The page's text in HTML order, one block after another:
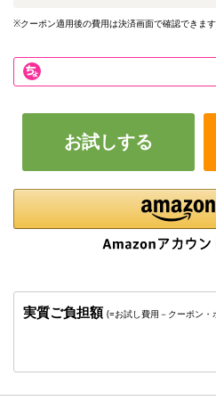
※クーポン適用後の費用は決済画面で確認できます
お試しする
実質ご負担額 (=お試し費用－クーポン・